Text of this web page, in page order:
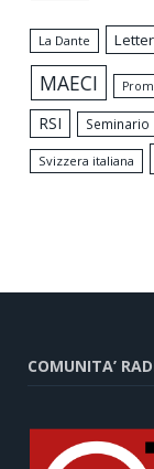
La Dante
MAECI
RSI
Seminario
Svizzera italiana
COMUNITA’